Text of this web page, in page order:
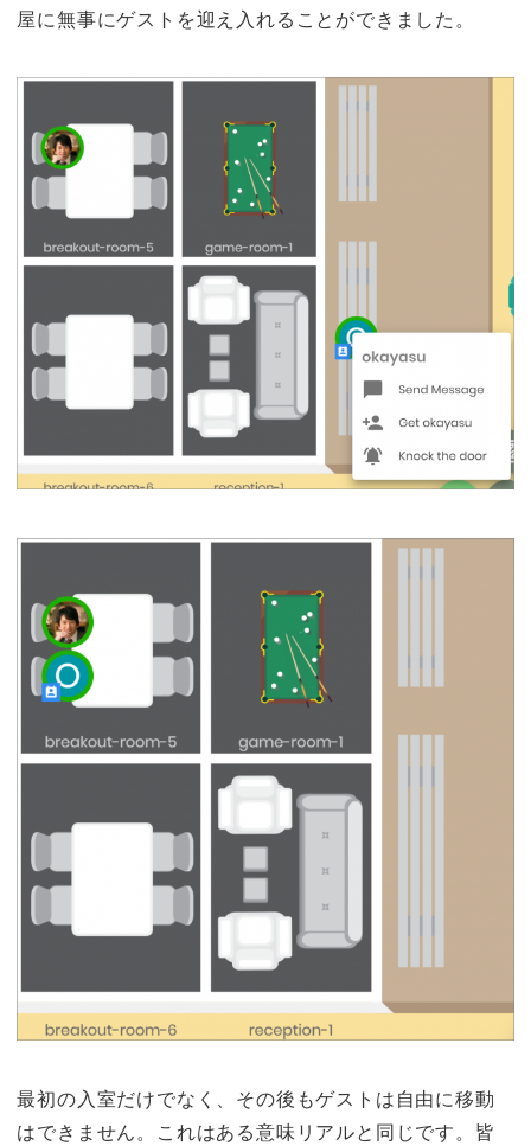
屋に無事にゲストを迎え入れることができました。
最初の入室だけでなく、その後もゲストは自由に移動
はできません。これはある意味リアルと同じです。皆